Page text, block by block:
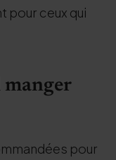
pour ceux qui
pour